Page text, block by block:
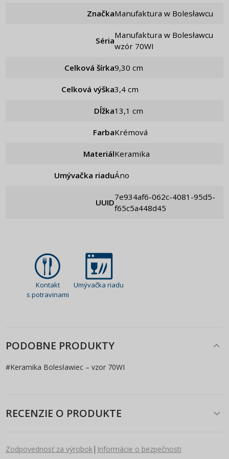
Značka Manufaktura w Bolesławcu
Séria
Manufaktura w Bolesławcu
wzór 70WI
Celková šírka 9,30 cm
Celková výška 3,4 cm
Dĺžka 13,1 cm
Farba Krémová
Materiál Keramika
Umývačka riadu Áno
UUID
7e934af6-062c-4081-95d5-
f65c5a448d45
Kontakt
s potravinami
Umývačka riadu
PODOBNE PRODUKTY
#Keramika Bolesławiec – vzor 70WI
RECENZIE O PRODUKTE
Zodpovednosť za výrobok| Informácie o bezpečnosti